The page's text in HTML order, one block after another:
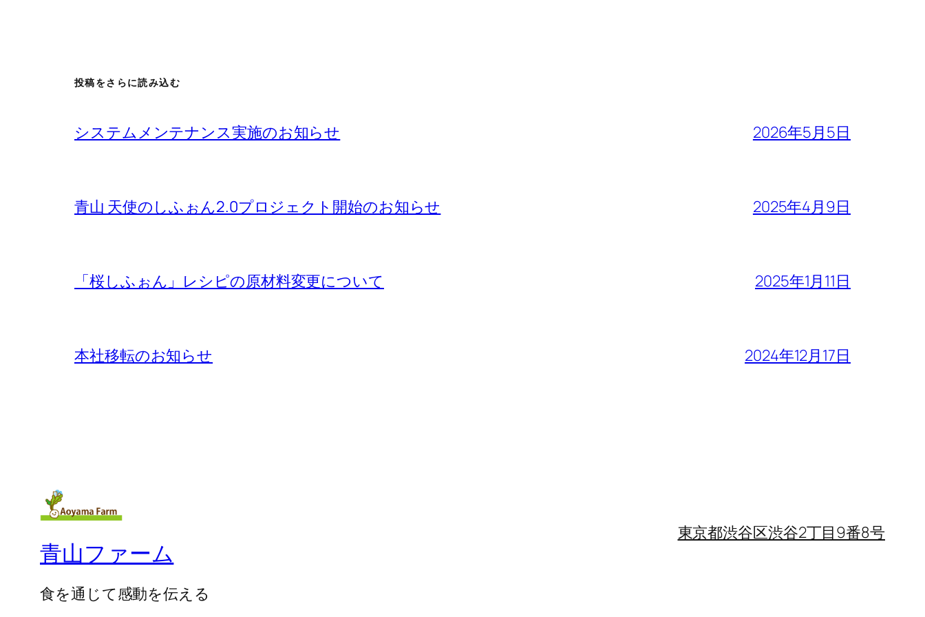
投稿をさらに読み込む
システムメンテナンス実施のお知らせ 2026年5月5日
青山 天使のしふぉん2.0プロジェクト開始のお知らせ 2025年4月9日
「桜しふぉん」レシピの原材料変更について 2025年1月11日
本社移転のお知らせ 2024年12月17日
青山ファーム
食を通じて感動を伝える
東京都渋谷区渋谷2丁目9番8号